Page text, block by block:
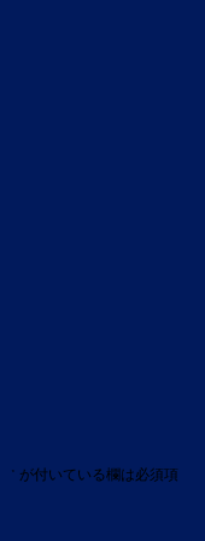
* が付いている欄は必須項